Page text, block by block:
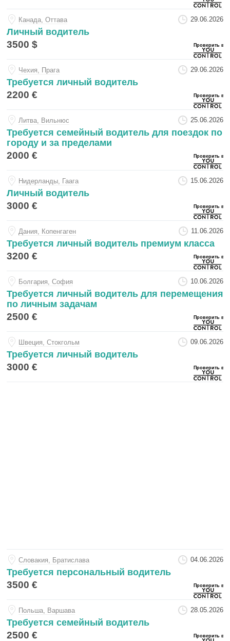
Канада, Оттава 29.06.2026
Личный водитель
3500 $
Чехия, Прага 29.06.2026
Требуется личный водитель
2200 €
Литва, Вильнюс 25.06.2026
Требуется семейный водитель для поездок по
городу и за пределами
2000 €
Нидерланды, Гаага 15.06.2026
Личный водитель
3000 €
Дания, Копенгаген 11.06.2026
Требуется личный водитель премиум класса
3200 €
Болгария, София 10.06.2026
Требуется личный водитель для перемещения
по личным задачам
2500 €
Швеция, Стокгольм 09.06.2026
Требуется личный водитель
3000 €
Словакия, Братислава 04.06.2026
Требуется персональный водитель
3500 €
Польша, Варшава 28.05.2026
Требуется семейный водитель
2500 €